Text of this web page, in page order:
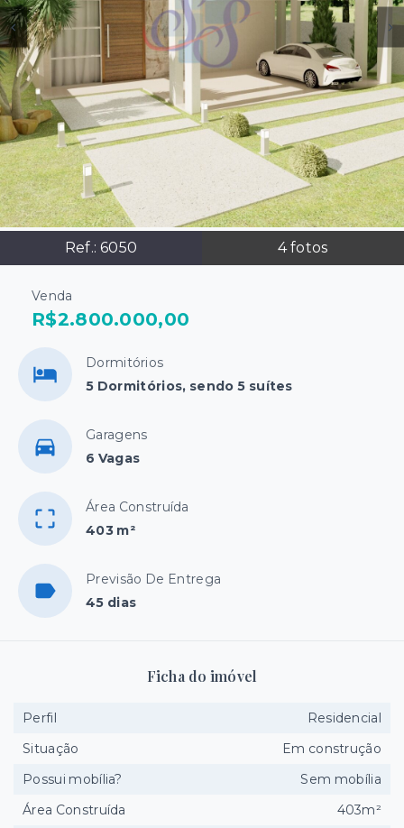
Ref.: 6050 4fotos
Venda
R$2.800.000,00
Dormitórios
5 Dormitórios, sendo 5 suítes
Garagens
6 Vagas
Área Construída
403 m²
Previsão De Entrega
45 dias
Ficha do imóvel
Perfil
Residencial
Situação
Em construção
Possui mobília?
Sem mobília
Área Construída
403m²